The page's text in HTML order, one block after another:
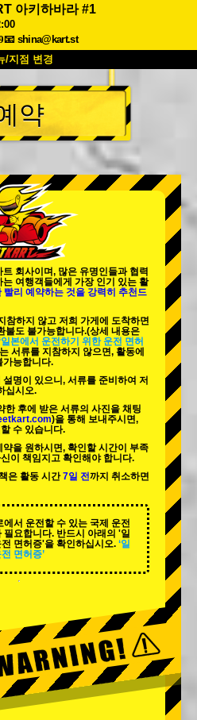
아키하바라 #1
📧 shina@kart.st
/지점 변경
사양
객 리뷰 자주 묻는 질문
점 변경
도쿄 아키하바라#1
도쿄 베이
오사카
약
트 회사이며, 많은 유명인들과 협력
여행객들에게 가장 인기 있는 활
빨리 예약하는 것을 강력히 추천드
참하지 않고 저희 가게에 도착하면
불도 불가능합니다.(상세 내용은
일본에서 운전하기 위한 운전 면허
서류를 지참하지 않으면, 활동에
가능합니다.
명이 있으니, 서류를 준비하여 저
십시오.
한 후에 받은 서류의 사진을 채팅
)을 통해 보내주시면,
수 있습니다.
을 원하시면, 확인할 시간이 부족
이 책임지고 확인해야 합니다.
은 활동 시간7일 전까지 취소하면
서 운전할 수 있는 국제 운전
필요합니다. 반드시 아래의 '일
면허증'을 확인하십시오. ‘일
면허증’